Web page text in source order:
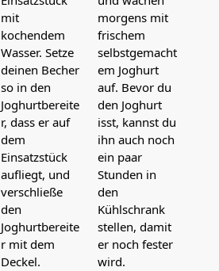
mit
kochendem
Wasser. Setze
deinen Becher
so in den
Joghurtbereite
r, dass er auf
dem
Einsatzstück
aufliegt, und
verschließe
den
Joghurtbereite
r mit dem
Deckel.
morgens mit
frischem
selbstgemacht
em Joghurt
auf. Bevor du
den Joghurt
isst, kannst du
ihn auch noch
ein paar
Stunden in
den
Kühlschrank
stellen, damit
er noch fester
wird.